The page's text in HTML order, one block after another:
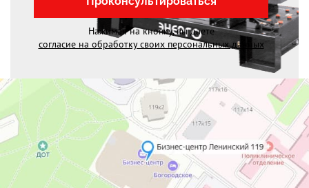
Нажимая на кнопку, вы даете
согласие на обработку своих персональных данных